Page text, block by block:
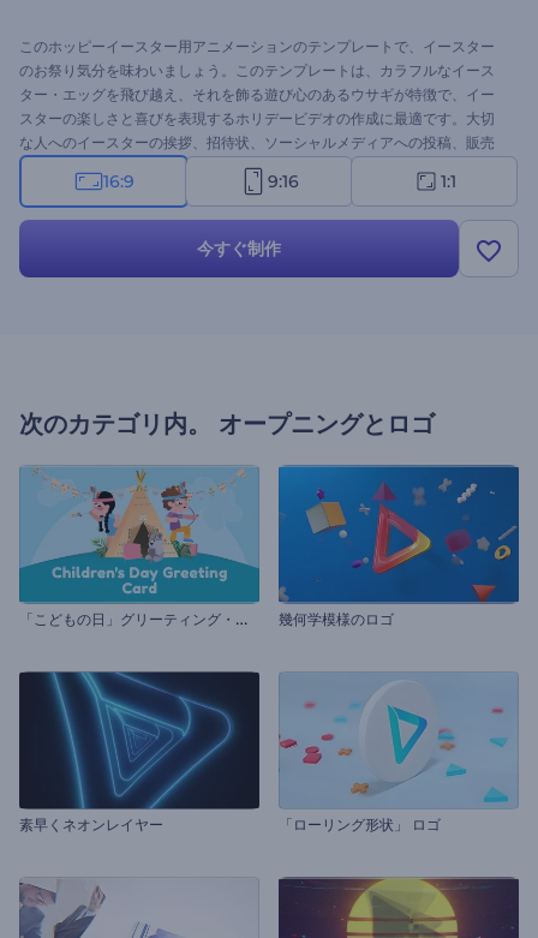
このホッピーイースター用アニメーションのテンプレートで、イースター
のお祭り気分を味わいましょう。このテンプレートは、カラフルなイース
ター・エッグを飛び越え、それを飾る遊び心のあるウサギが特徴で、イー
スターの楽しさと喜びを表現するホリデービデオの作成に最適です。大切
な人へのイースターの挨拶、招待状、ソーシャルメディアへの投稿、販売
促進など、これらのアニメーションは視聴者を笑顔にするために最適で
す。さあ、あなたのメッセージやロゴ、楽しいBGMを加えて、イースター
16:9 9:16 1:1
今すぐ制作
次のカテゴリ内。 オープニングとロゴ
「
こどもの日」グリーティング・カード 幾何学模様のロゴ
素早くネオンレイヤー 「ローリング形状」 ロゴ